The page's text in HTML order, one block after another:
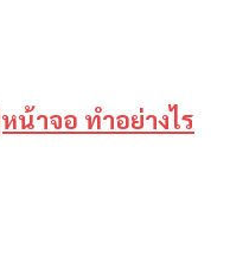
น้าจอ ทำอย่างไร